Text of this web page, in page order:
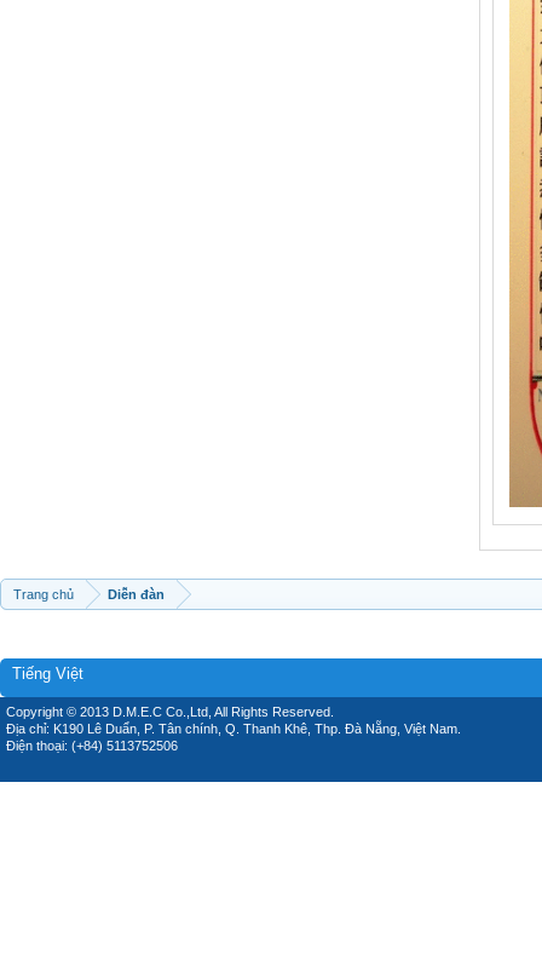
Trang chủ Diễn đàn
Tiếng Việt
Copyright © 2013 D.M.E.C Co.,Ltd, All Rights Reserved.
Địa chỉ: K190 Lê Duẩn, P. Tân chính, Q. Thanh Khê, Thp. Đà Nẵng, Việt Nam.
Điện thoại: (+84) 5113752506